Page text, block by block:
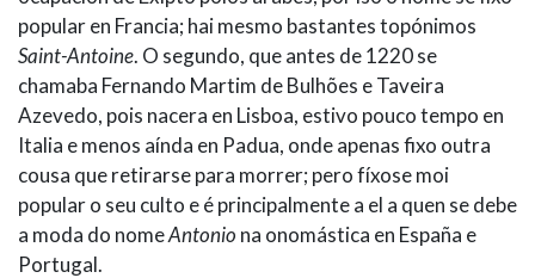
popular en Francia; hai mesmo bastantes topónimos
Saint-Antoine. O segundo, que antes de 1220 se
chamaba Fernando Martim de Bulhões e Taveira
Azevedo, pois nacera en Lisboa, estivo pouco tempo en
Italia e menos aínda en Padua, onde apenas fixo outra
cousa que retirarse para morrer; pero fíxose moi
popular o seu culto e é principalmente a el a quen se debe
a moda do nomeAntonio na onomástica en España e
Portugal.